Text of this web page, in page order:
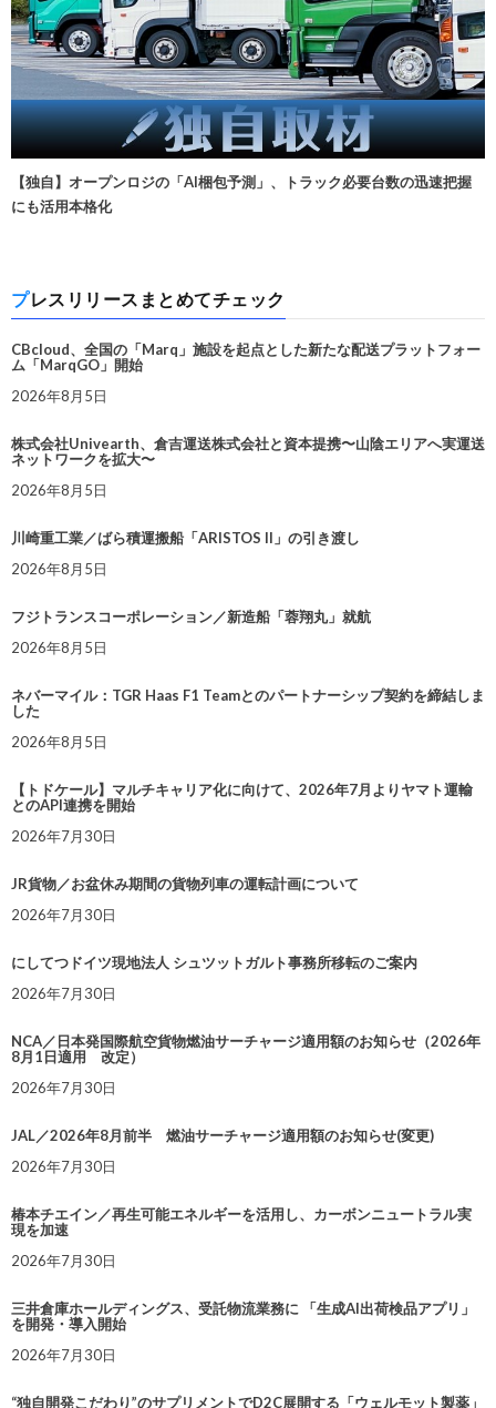
【独自】オープンロジの「AI梱包予測」、トラック必要台数の迅速把握
にも活用本格化
プレスリリースまとめてチェック
CBcloud、全国の「Marq」施設を起点とした新たな配送プラットフォー
ム「MarqGO」開始
2026年8月5日
株式会社Univearth、倉吉運送株式会社と資本提携〜山陰エリアへ実運送
ネットワークを拡大〜
2026年8月5日
川崎重工業／ばら積運搬船「ARISTOS II」の引き渡し
2026年8月5日
フジトランスコーポレーション／新造船「蓉翔丸」就航
2026年8月5日
ネバーマイル：TGR Haas F1 Teamとのパートナーシップ契約を締結しま
した
2026年8月5日
【トドケール】マルチキャリア化に向けて、2026年7月よりヤマト運輸
とのAPI連携を開始
2026年7月30日
JR貨物／お盆休み期間の貨物列車の運転計画について
2026年7月30日
にしてつドイツ現地法人 シュツットガルト事務所移転のご案内
2026年7月30日
NCA／日本発国際航空貨物燃油サーチャージ適用額のお知らせ（2026年
8月1日適用 改定）
2026年7月30日
JAL／2026年8月前半 燃油サーチャージ適用額のお知らせ(変更)
2026年7月30日
椿本チエイン／再生可能エネルギーを活用し、カーボンニュートラル実
現を加速
2026年7月30日
三井倉庫ホールディングス、受託物流業務に 「生成AI出荷検品アプリ」
を開発・導入開始
2026年7月30日
“独自開発こだわり”のサプリメントでD2C展開する「ウェルモット製薬」